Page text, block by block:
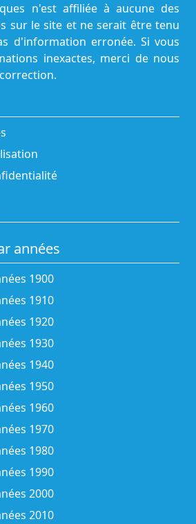
n'est affiliée à aucune des
sur le site et ne serait être tenu
d'information erronée. Si vous
inexactes, merci de nous
années
1900
1910
1920
1930
1940
1950
1960
1970
1980
1990
2000
2010